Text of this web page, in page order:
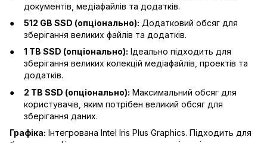
документів, медіафайлів та додатків.
512 GB SSD (опціонально): Додатковий обсяг для
зберігання великих файлів та додатків.
1 TB SSD (опціонально): Ідеально підходить для
зберігання великих колекцій медіафайлів, проектів та
додатків.
2 TB SSD (опціонально): Максимальний обсяг для
користувачів, яким потрібен великий обсяг для
зберігання даних.
Графіка: Інтегрована Intel Iris Plus Graphics. Підходить для